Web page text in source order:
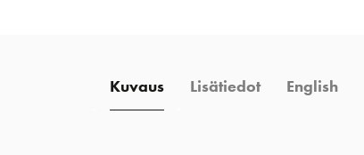
Kuvaus Lisätiedot English